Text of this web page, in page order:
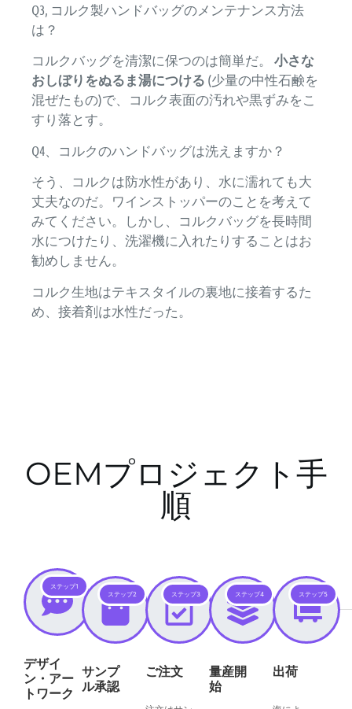
Q3, コルク製ハンドバッグのメンテナンス方法
は？
コルクバッグを清潔に保つのは簡単だ。 小さな
おしぼりをぬるま湯につける (少量の中性石鹸を
混ぜたもの)で、コルク表面の汚れや黒ずみをこ
すり落とす。
Q4、コルクのハンドバッグは洗えますか？
そう、コルクは防水性があり、水に濡れても大
丈夫なのだ。ワインストッパーのことを考えて
みてください。しかし、コルクバッグを長時間
水につけたり、洗濯機に入れたりすることはお
勧めしません。
コルク生地はテキスタイルの裏地に接着するた
め、接着剤は水性だった。
OEMプロジェクト手
順
ステップ1
デザイ
ン・アー
トワーク
ステップ2
サンプ
ル承認
ステップ3
ご注文
ステップ4
量産開
始
ステップ5
出荷